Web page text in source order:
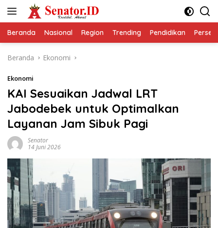
Beranda Nasional Region Trending Pendidikan
Beranda Ekonomi
Ekonomi
KAI Sesuaikan Jadwal LRT
Jabodebek untuk Optimalkan
Layanan Jam Sibuk Pagi
Senator
14 Juni 2026